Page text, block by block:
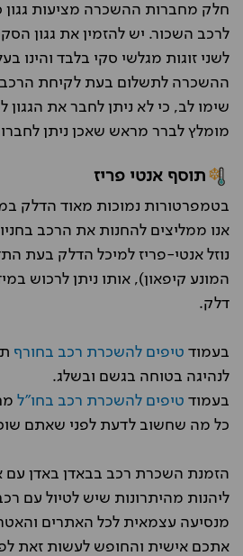
חלק מחברות ההשכרה מציעות גגון
לרכב השכור. יש להזמין את גגון
לשני זוגות מגלשי סקי בלבד והינו
ההשכרה לתשלום בעת לקיחת
שימו לב, כי לא ניתן לחבר את הגגון
מומלץ לברר מראש שאכן ניתן
תוסף אנטי פריז
בטמפרטורות נמוכות מאוד הדלק
אנו ממליצים להחנות את הרכב
נוזל אנטי-פריז למיכל הדלק בעת
המונע קיפאון), אותו ניתן לרכוש
דלק.
בעמוד טיפים להשכרת רכב בחורף
לנהיגה בטוחה בגשם ובשלג.
בעמוד טיפים להשכרת רכב בחו"ל
כל מה שחשוב לדעת לפני שאתם
הזמנת השכרת רכב בבאדן באדן עם
ליהנות מהיתרונות שיש לטיול עם
מנסיעה עצמאית לכל האתרים
אתכם אישית והחופש לעשות זאת